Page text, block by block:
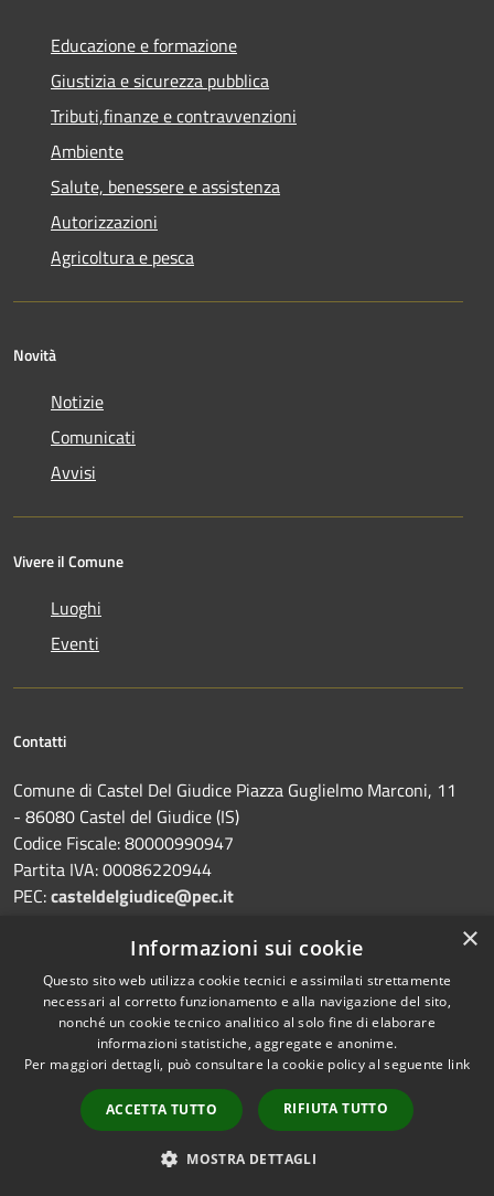
Educazione e formazione
Giustizia e sicurezza pubblica
Tributi,finanze e contravvenzioni
Ambiente
Salute, benessere e assistenza
Autorizzazioni
Agricoltura e pesca
Novità
Notizie
Comunicati
Avvisi
Vivere il Comune
Luoghi
Eventi
Contatti
Comune di Castel Del Giudice Piazza Guglielmo Marconi, 11
- 86080 Castel del Giudice (IS)
Codice Fiscale: 80000990947
Partita IVA: 00086220944
PEC:casteldelgiudice@pec.it
Prenotazione appuntamento
Segnalazione disservizio
Leggi le FAQ
Richiesta assistenza
×
Informazioni sui cookie
Questo sito web utilizza cookie tecnici e assimilati strettamente
necessari al corretto funzionamento e alla navigazione del sito,
nonché un cookie tecnico analitico al solo fine di elaborare
informazioni statistiche, aggregate e anonime.
Per maggiori dettagli, può consultare la cookie policy al seguente link
ACCETTA TUTTO RIFIUTA TUTTO
MOSTRA DETTAGLI